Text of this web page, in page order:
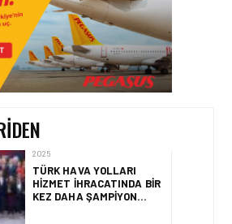
HAVACILIK • 30 OCA 2026
KÜRESEL HAVAYOLU
YOLCU TALEBINDE
İSTIKRARLI YÜKSELIŞ
HAVAYOLU ŞIRKETLERI • 28 KAS
2025
TÜRK HAVA YOLLARI
HIZMET İHRACATINDA BIR
KEZ DAHA ŞAMPIYON